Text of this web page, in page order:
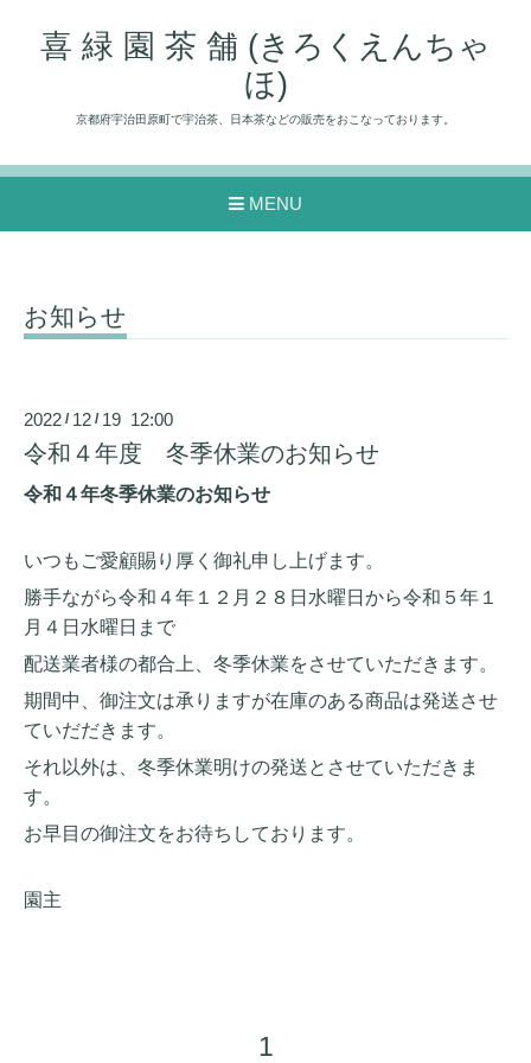
喜 緑 園 茶 舗 (きろくえんちゃ
ほ)
京都府宇治田原町で宇治茶、日本茶などの販売をおこなっております。
MENU
お知らせ
2022 / 12 / 19 12:00
令和４年度 冬季休業のお知らせ
令和４年冬季休業のお知らせ
いつもご愛顧賜り厚く御礼申し上げます。
勝手ながら令和４年１２月２８日水曜日から令和５年１
月４日水曜日まで
配送業者様の都合上、冬季休業をさせていただきます。
期間中、御注文は承りますが在庫のある商品は発送させ
ていだだきます。
それ以外は、冬季休業明けの発送とさせていただきま
す。
お早目の御注文をお待ちしております。
園主
1